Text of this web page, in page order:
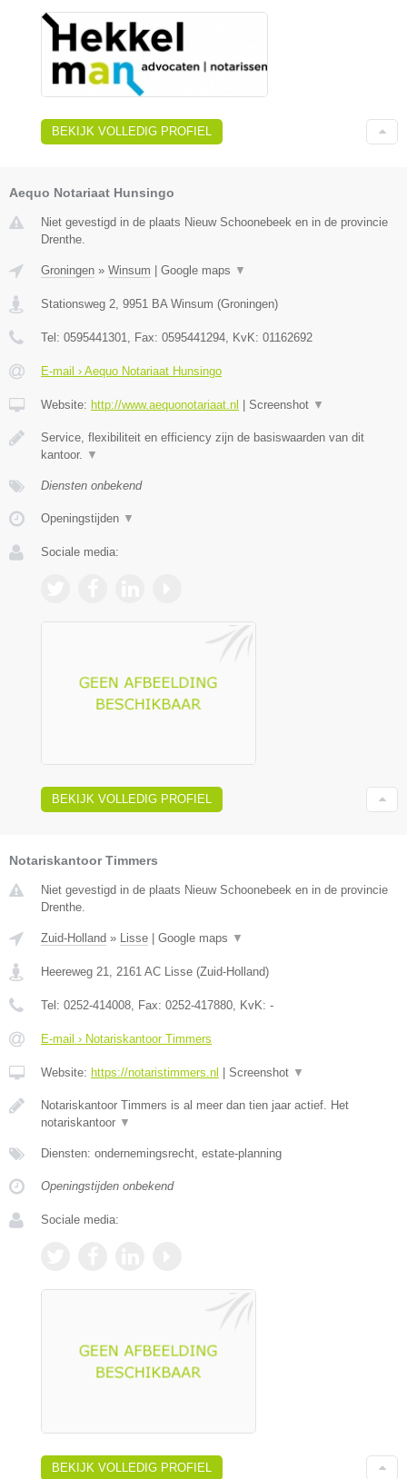
BEKIJK VOLLEDIG PROFIEL
Aequo Notariaat Hunsingo
Niet gevestigd in de plaats Nieuw Schoonebeek en in de provincie
Drenthe.
Groningen » Winsum Google maps ▼
Stationsweg 2 9951 BA Winsum (Groningen)
Tel: 0595441301 , Fax: 0595441294 , KvK: 01162692
E-mail › Aequo Notariaat Hunsingo
Website: http://www.aequonotariaat.nl Screenshot ▼
Service, flexibiliteit en efficiency zijn de basiswaarden van dit
kantoor.
▼
Diensten onbekend
Openingstijden ▼
Sociale media:
BEKIJK VOLLEDIG PROFIEL
Notariskantoor Timmers
Niet gevestigd in de plaats Nieuw Schoonebeek en in de provincie
Drenthe.
Zuid-Holland » Lisse Google maps ▼
Heereweg 21, 2161 AC Lisse (Zuid-Holland)
Tel: 0252-414008, Fax: 0252-417880, KvK: -
E-mail › Notariskantoor Timmers
Website: https://notaristimmers.nl Screenshot ▼
Notariskantoor Timmers is al meer dan tien jaar actief. Het
notariskantoor ▼
Diensten: ondernemingsrecht, estate-planning
Openingstijden onbekend
Sociale media:
BEKIJK VOLLEDIG PROFIEL